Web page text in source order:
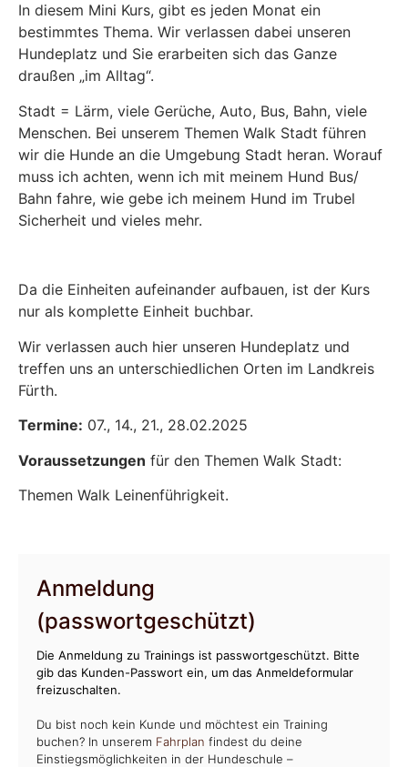
In diesem Mini Kurs, gibt es jeden Monat ein
bestimmtes Thema. Wir verlassen dabei unseren
Hundeplatz und Sie erarbeiten sich das Ganze
draußen „im Alltag“.
Stadt = Lärm, viele Gerüche, Auto, Bus, Bahn, viele
Menschen. Bei unserem Themen Walk Stadt führen
wir die Hunde an die Umgebung Stadt heran. Worauf
muss ich achten, wenn ich mit meinem Hund Bus/
Bahn fahre, wie gebe ich meinem Hund im Trubel
Sicherheit und vieles mehr.
Da die Einheiten aufeinander aufbauen, ist der Kurs
nur als komplette Einheit buchbar.
Wir verlassen auch hier unseren Hundeplatz und
treffen uns an unterschiedlichen Orten im Landkreis
Fürth.
Termine: 07., 14., 21., 28.02.2025
Voraussetzungen für den Themen Walk Stadt:
Themen Walk Leinenführigkeit.
Anmeldung
(passwortgeschützt)
Die Anmeldung zu Trainings ist passwortgeschützt. Bitte
gib das Kunden-Passwort ein, um das Anmeldeformular
freizuschalten.
Du bist noch kein Kunde und möchtest ein Training
buchen? In unserem Fahrplan findest du deine
Einstiegsmöglichkeiten in der Hundeschule –